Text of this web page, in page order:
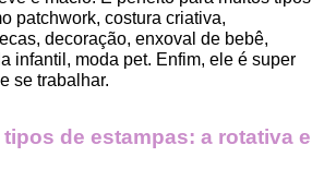
patchwork, costura criativa,
decoração, enxoval de bebê,
infantil, moda pet. Enfim, ele é super
se trabalhar.
de estampas: a rotativa e